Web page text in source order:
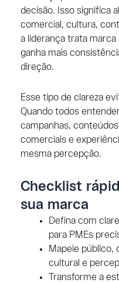
decisão. Isso significa
comercial, cultura,
a liderança trata
ganha mais
direção.
Esse tipo de clareza
Quando todos
campanhas,
comerciais e
mesma percepção.
Checklist
sua marca
Defina com
para PMEs
Mapeie
cultural e
Transforme a